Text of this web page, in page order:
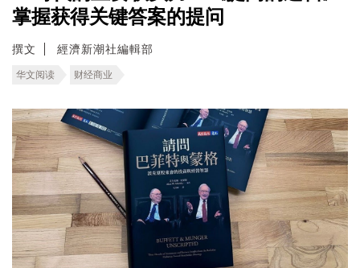
掌握获得关键答案的提问
撰文 經濟新潮社編輯部
华文阅读 财经商业